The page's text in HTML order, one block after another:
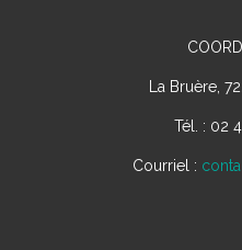
La Bruère,
Tél. : 02
Courriel :